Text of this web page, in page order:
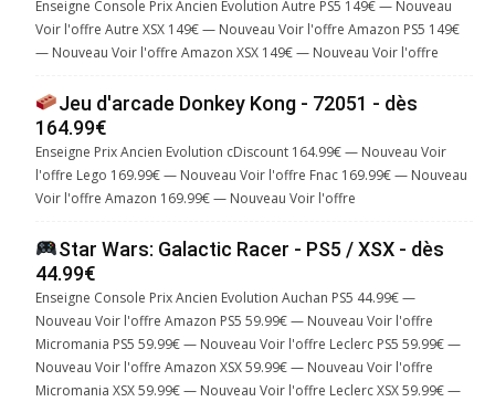
Enseigne Console Prix Ancien Evolution Autre PS5 149€ — Nouveau
Voir l'offre Autre XSX 149€ — Nouveau Voir l'offre Amazon PS5 149€
— Nouveau Voir l'offre Amazon XSX 149€ — Nouveau Voir l'offre
Jeu d'arcade Donkey Kong - 72051 - dès
164.99€
Enseigne Prix Ancien Evolution cDiscount 164.99€ — Nouveau Voir
l'offre Lego 169.99€ — Nouveau Voir l'offre Fnac 169.99€ — Nouveau
Voir l'offre Amazon 169.99€ — Nouveau Voir l'offre
Star Wars: Galactic Racer - PS5 / XSX - dès
44.99€
Enseigne Console Prix Ancien Evolution Auchan PS5 44.99€ —
Nouveau Voir l'offre Amazon PS5 59.99€ — Nouveau Voir l'offre
Micromania PS5 59.99€ — Nouveau Voir l'offre Leclerc PS5 59.99€ —
Nouveau Voir l'offre Amazon XSX 59.99€ — Nouveau Voir l'offre
Micromania XSX 59.99€ — Nouveau Voir l'offre Leclerc XSX 59.99€ —